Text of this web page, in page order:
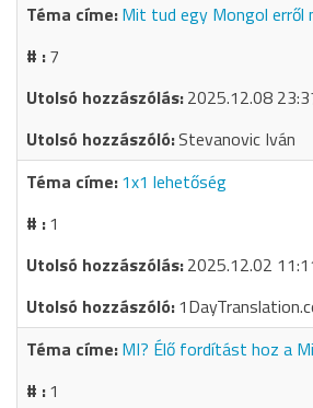
Mit tud egy Mongol erről
7
2025.12.08
Stevanovic Iván
1x1 lehetőség
1
2025.12.02
MI? Élő fordítást hoz a
1